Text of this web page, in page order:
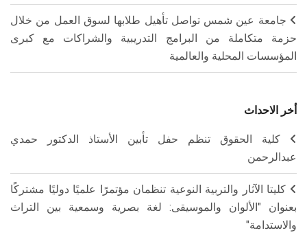
جامعة عين شمس تواصل تأهيل طلابها لسوق العمل من خلال
حزمة متكاملة من البرامج التدريبية والشراكات مع كبرى
المؤسسات المحلية والعالمية
أخر الاحداث
كلية الحقوق تنظم حفل تأبين الأستاذ الدكتور حمدي
عبدالرحمن
كليتا الآثار والتربية النوعية تنظمان مؤتمرًا علميًا دوليًا مشتركًا
بعنوان "الألوان والموسيقى: لغة بصرية وسمعية بين التراث
والاستدامة"